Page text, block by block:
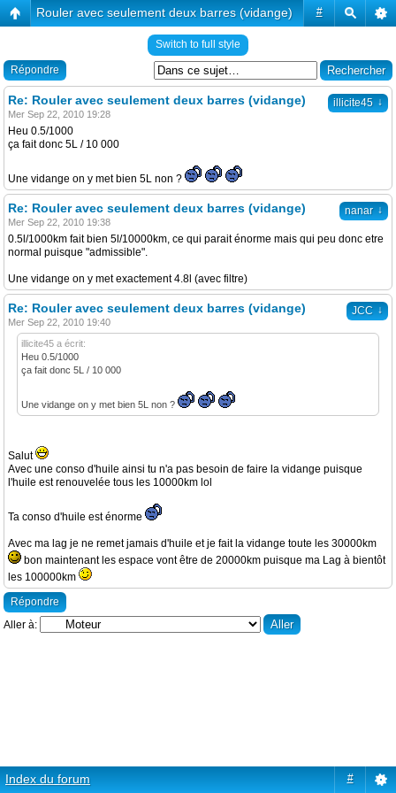
#
Rouler avec seulement deux barres (vidange)
Switch to full style
Répondre
illicite45 ↓
Re: Rouler avec seulement deux barres (vidange)
Mer Sep 22, 2010 19:28
Heu 0.5/1000
ça fait donc 5L / 10 000
Une vidange on y met bien 5L non ?
nanar ↓
Re: Rouler avec seulement deux barres (vidange)
Mer Sep 22, 2010 19:38
0.5l/1000km fait bien 5l/10000km, ce qui parait énorme mais qui peu donc etre
normal puisque "admissible".
Une vidange on y met exactement 4.8l (avec filtre)
JCC ↓
Re: Rouler avec seulement deux barres (vidange)
Mer Sep 22, 2010 19:40
illicite45 a écrit:
Heu 0.5/1000
ça fait donc 5L / 10 000
Une vidange on y met bien 5L non ?
Salut
Avec une conso d'huile ainsi tu n'a pas besoin de faire la vidange puisque
l'huile est renouvelée tous les 10000km lol
Ta conso d'huile est énorme
Avec ma lag je ne remet jamais d'huile et je fait la vidange toute les 30000km
bon maintenant les espace vont être de 20000km puisque ma Lag à bientôt
les 100000km
Répondre
Aller à:
Index du forum #